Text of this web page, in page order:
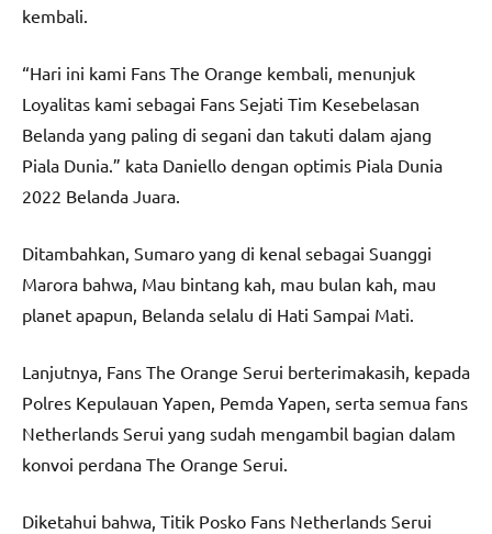
kembali.
“Hari ini kami Fans The Orange kembali, menunjuk
Loyalitas kami sebagai Fans Sejati Tim Kesebelasan
Belanda yang paling di segani dan takuti dalam ajang
Piala Dunia.” kata Daniello dengan optimis Piala Dunia
2022 Belanda Juara.
Ditambahkan, Sumaro yang di kenal sebagai Suanggi
Marora bahwa, Mau bintang kah, mau bulan kah, mau
planet apapun, Belanda selalu di Hati Sampai Mati.
Lanjutnya, Fans The Orange Serui berterimakasih, kepada
Polres Kepulauan Yapen, Pemda Yapen, serta semua fans
Netherlands Serui yang sudah mengambil bagian dalam
konvoi perdana The Orange Serui.
Diketahui bahwa, Titik Posko Fans Netherlands Serui